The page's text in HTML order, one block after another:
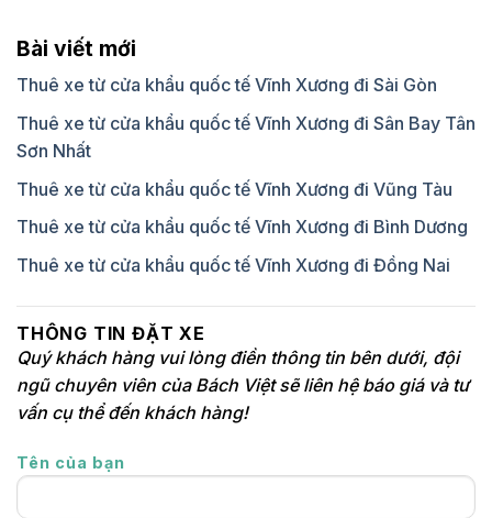
Bài viết mới
Thuê xe từ cửa khẩu quốc tế Vĩnh Xương đi Sài Gòn
Thuê xe từ cửa khẩu quốc tế Vĩnh Xương đi Sân Bay Tân
Sơn Nhất
Thuê xe từ cửa khẩu quốc tế Vĩnh Xương đi Vũng Tàu
Thuê xe từ cửa khẩu quốc tế Vĩnh Xương đi Bình Dương
Thuê xe từ cửa khẩu quốc tế Vĩnh Xương đi Đồng Nai
THÔNG TIN ĐẶT XE
Quý khách hàng vui lòng điền thông tin bên dưới, đội
ngũ chuyên viên của Bách Việt sẽ liên hệ báo giá và tư
vấn cụ thể đến khách hàng!
Tên của bạn